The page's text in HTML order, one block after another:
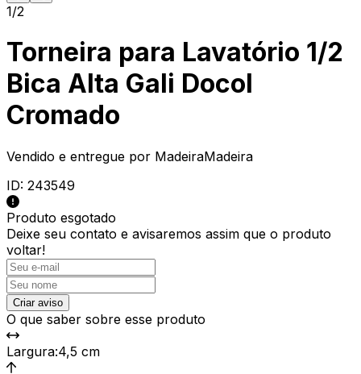
1/2
Torneira para Lavatório 1/2
Bica Alta Gali Docol
Cromado
Vendido e entregue por MadeiraMadeira
ID: 243549
Produto esgotado
Deixe seu contato e avisaremos assim que o produto
voltar!
Criar aviso
O que saber sobre esse produto
Largura:4,5 cm